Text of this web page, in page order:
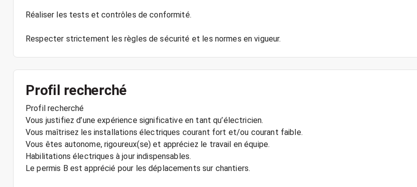
Réaliser les tests et contrôles de conformité.
Respecter strictement les règles de sécurité et les normes en vigueur.
Profil recherché
Profil recherché
Vous justifiez d’une expérience significative en tant qu’électricien.
Vous maîtrisez les installations électriques courant fort et/ou courant faible.
Vous êtes autonome, rigoureux(se) et appréciez le travail en équipe.
Habilitations électriques à jour indispensables.
Le permis B est apprécié pour les déplacements sur chantiers.